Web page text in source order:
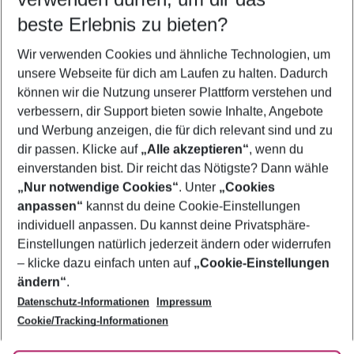
5-8 Nächte
2 Erwachsene Keine Kinder
Mehr Filter anzeigen
Footer
Footer navigation
Über uns
AGB
Bestpreisgarantie
Cookie-Einstellungen ändern
Cookie-Richtlinie
Agenturbetreuung
Barrierefreies Reisen
Folge uns
beste Erlebnis zu bieten?
Wir verwenden Cookies und ähnliche Technologien, um
unsere Webseite für dich am Laufen zu halten. Dadurch
können wir die Nutzung unserer Plattform verstehen und
verbessern, dir Support bieten sowie Inhalte, Angebote
und Werbung anzeigen, die für dich relevant sind und zu
dir passen. Klicke auf „Alle akzeptieren“, wenn du
einverstanden bist. Dir reicht das Nötigste? Dann wähle
„Nur notwendige Cookies“. Unter „Cookies
anpassen“ kannst du deine Cookie-Einstellungen
individuell anpassen. Du kannst deine Privatsphäre-
Einstellungen natürlich jederzeit ändern oder widerrufen
– klicke dazu einfach unten auf „Cookie-Einstellungen
ändern“.
Datenschutz-Informationen
Impressum
Cookie/Tracking-Informationen